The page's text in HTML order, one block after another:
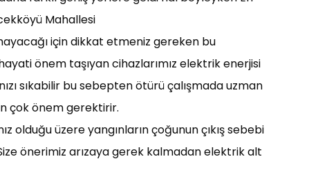
Mahallesi
için dikkat etmeniz gereken bu
önem taşıyan cihazlarımız elektrik enerjisi
sıkabilir bu sebepten ötürü çalışmada uzman
çok önem gerektirir.
olduğu üzere yangınların çoğunun çıkış sebebi
önerimiz arızaya gerek kalmadan elektrik alt